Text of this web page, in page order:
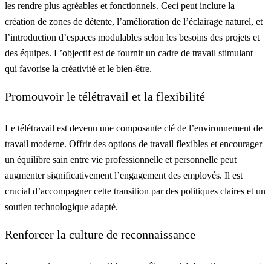
les rendre plus agréables et fonctionnels. Ceci peut inclure la
création de zones de détente, l’amélioration de l’éclairage naturel, et
l’introduction d’espaces modulables selon les besoins des projets et
des équipes. L’objectif est de fournir un cadre de travail stimulant
qui favorise la créativité et le bien-être.
Promouvoir le télétravail et la flexibilité
Le télétravail est devenu une composante clé de l’environnement de
travail moderne. Offrir des options de travail flexibles et encourager
un équilibre sain entre vie professionnelle et personnelle peut
augmenter significativement l’engagement des employés. Il est
crucial d’accompagner cette transition par des politiques claires et un
soutien technologique adapté.
Renforcer la culture de reconnaissance